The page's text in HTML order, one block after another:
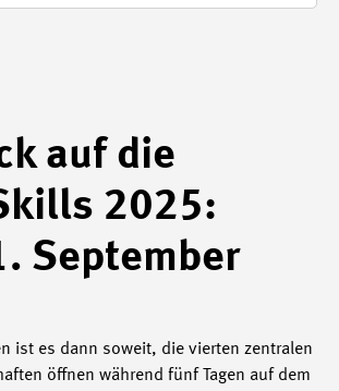
auf die
2025:
September
ist es dann soweit, die vierten zentralen
öffnen während fünf Tagen auf dem